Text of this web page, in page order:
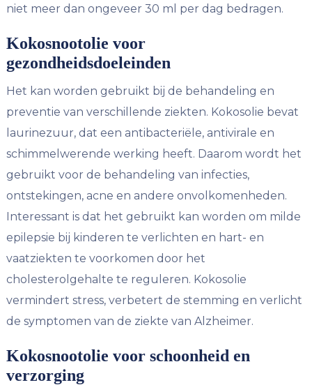
niet meer dan ongeveer 30 ml per dag bedragen.
Kokosnootolie voor
gezondheidsdoeleinden
Het kan worden gebruikt bij de behandeling en
preventie van verschillende ziekten. Kokosolie bevat
laurinezuur, dat een antibacteriële, antivirale en
schimmelwerende werking heeft. Daarom wordt het
gebruikt voor de behandeling van infecties,
ontstekingen, acne en andere onvolkomenheden.
Interessant is dat het gebruikt kan worden om milde
epilepsie bij kinderen te verlichten en hart- en
vaatziekten te voorkomen door het
cholesterolgehalte te reguleren. Kokosolie
vermindert stress, verbetert de stemming en verlicht
de symptomen van de ziekte van Alzheimer.
Kokosnootolie voor schoonheid en
verzorging